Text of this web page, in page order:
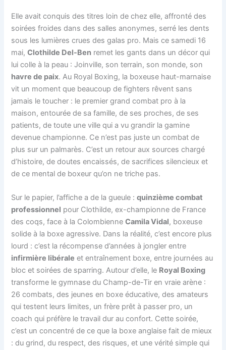
Elle avait conquis des titres loin de chez elle, affronté des
soirées froides dans des salles anonymes, serré les dents
sous les lumières crues des galas pro. Mais ce samedi 16
mai,Clothilde Del-Ben remet les gants dans un décor qui
lui colle à la peau : Joinville, son terrain, son monde, son
havre de paix. Au Royal Boxing, la boxeuse haut-marnaise
vit un moment que beaucoup de fighters rêvent sans
jamais le toucher : le premier grand combat pro à la
maison, entourée de sa famille, de ses proches, de ses
patients, de toute une ville qui a vu grandir la gamine
devenue championne. Ce n’est pas juste un combat de
plus sur un palmarès. C’est un retour aux sources chargé
d’histoire, de doutes encaissés, de sacrifices silencieux et
de ce mental de boxeur qu’on ne triche pas.
Sur le papier, l’affiche a de la gueule :quinzième combat
professionnel pour Clothilde, ex-championne de France
des coqs, face à la ColombienneCamila Vidal, boxeuse
solide à la boxe agressive. Dans la réalité, c’est encore plus
lourd : c’est la récompense d’années à jongler entre
infirmière libérale et entraînement boxe, entre journées au
bloc et soirées de sparring. Autour d’elle, le Royal Boxing
transforme le gymnase du Champ-de-Tir en vraie arène :
26 combats, des jeunes en boxe éducative, des amateurs
qui testent leurs limites, un frère prêt à passer pro, un
coach qui préfère le travail dur au confort. Cette soirée,
c’est un concentré de ce que la boxe anglaise fait de mieux
: du grind, du respect, des risques, et une vérité simple qui